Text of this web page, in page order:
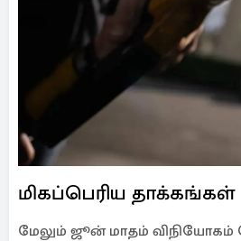
மிகப்பெரிய தாக்கங்கள்
மேலும் ஜூன் மாதம் விநியோகம்